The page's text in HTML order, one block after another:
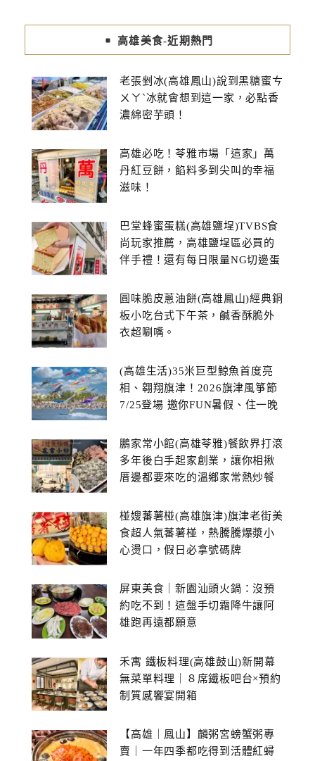
高雄美食-近期熱門
老張剉冰(高雄鳳山)說到黑糖蜜ㄘ
ㄨㄚˋ冰就會想到這一家，必點香
濃綿密芋頭！
高雄必吃！苓雅市場「這家」萬
丹紅豆餅，餡料多到尖叫的幸福
滋味！
巴堂蜂蜜蛋糕(高雄鹽埕)TVBS食
尚玩家推薦，高雄鹽埕區必買的
伴手禮！還有每日限量NG切邊蛋
圓味脆皮蔥油餅(高雄鳳山)經典銅
板小吃台式下午茶，鹹香酥脆外
衣超唰嘴。
(高雄生活)35米巨型鯨魚首度亮
相、翱翔旗津！2026旗津風箏節
7/25登場 邀你FUN暑假、住一晚
鵬家常小館(高雄苓雅)餐飲界打滾
多年後白手起家創業，讓你相揪
厝邊都要來吃的溫鄉家常熱炒餐
椪嫂蕃薯椪(高雄旗津)旗津老街美
食超人氣蕃薯椪，熱騰騰爆漿小
心燙口，假日必拿號碼牌
屏東美食｜新園汕頭火鍋：沒預
約吃不到！這盤手切霜降牛讓阿
雄跑再遠都願意
禾寓 鐵板料理(高雄鼓山)新開幕
無菜單料理｜８席鐵板吧台×預約
制質感饗宴開箱
【高雄｜鳳山】麟粥宮螃蟹粥專
賣｜一年四季都吃得到活體紅蟳